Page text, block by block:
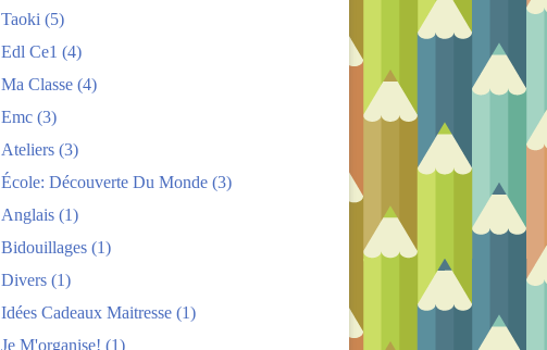
Taoki (5)
Edl Ce1 (4)
Ma Classe (4)
Emc (3)
Ateliers (3)
École: Découverte Du Monde (3)
Anglais (1)
Bidouillages (1)
Divers (1)
Idées Cadeaux Maitresse (1)
Je M'organise! (1)